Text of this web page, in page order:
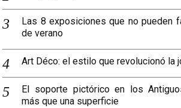
Las 8 exposiciones que no pueden
de verano
Art Déco: el estilo que revolucionó la
El soporte pictórico en los
más que una superficie